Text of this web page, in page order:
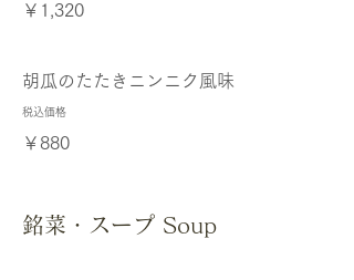
￥1,320
胡瓜のたたきニンニク風味
税込価格
￥880
銘菜・スープ Soup